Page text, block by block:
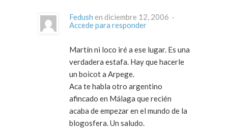
Fedush
en diciembre 12, 2006 ·
Accede para responder
Martín ni loco iré a ese lugar. Es una
verdadera estafa. Hay que hacerle
un boicot a Arpege.
Aca te habla otro argentino
afincado en Málaga que recién
acaba de empezar en el mundo de la
blogosfera. Un saludo.